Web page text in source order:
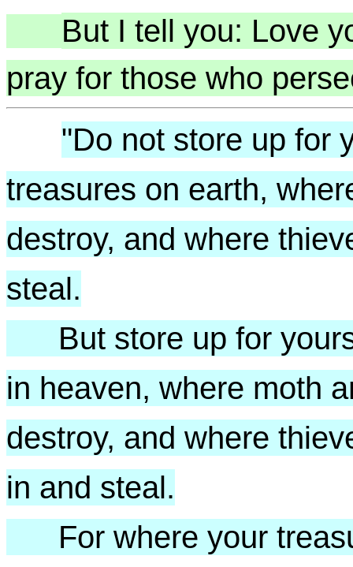
But I tell you: Love
pray for those who
"Do not store up for
treasures on earth,
destroy, and where
steal.
But store up for
in heaven, where moth
destroy, and where
in and steal.
For where your